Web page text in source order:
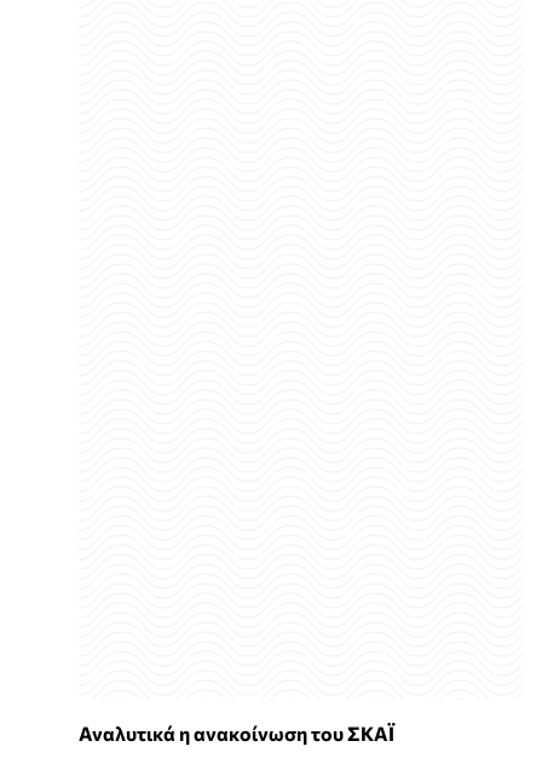
Αναλυτικά η ανακοίνωση του ΣΚΑΪ